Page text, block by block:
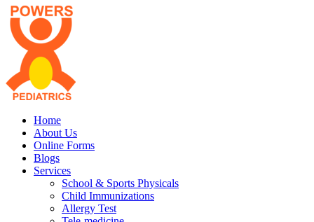
Home
About Us
Online Forms
Blogs
Services
School & Sports Physicals
Child Immunizations
Allergy Test